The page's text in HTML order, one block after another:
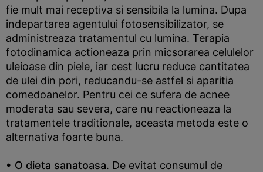
fie mult mai receptiva si sensibila la lumina. Dupa
indepartarea agentului fotosensibilizator, se
administreaza tratamentul cu lumina. Terapia
fotodinamica actioneaza prin micsorarea celulelor
uleioase din piele, iar cest lucru reduce cantitatea
de ulei din pori, reducandu-se astfel si aparitia
comedoanelor. Pentru cei ce sufera de acnee
moderata sau severa, care nu reactioneaza la
tratamentele traditionale, aceasta metoda este o
alternativa foarte buna.
• O dieta sanatoasa. De evitat consumul de